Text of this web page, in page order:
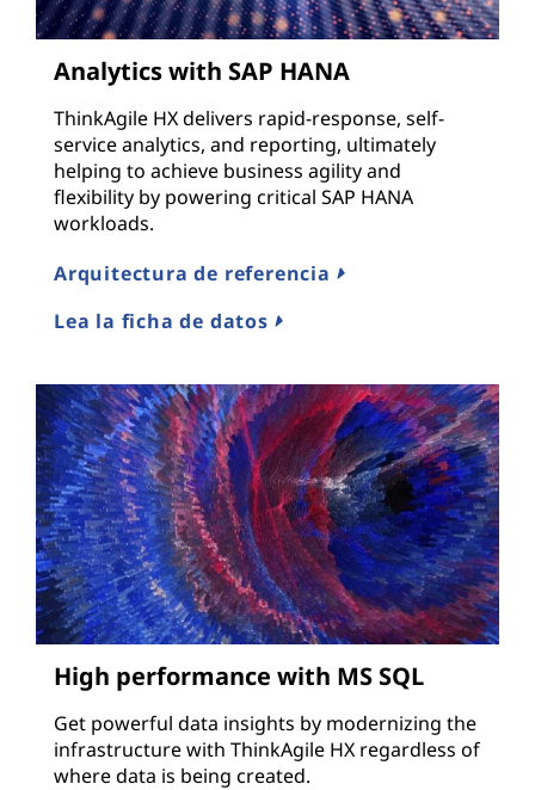
Analytics with SAP HANA
ThinkAgile HX delivers rapid-response, self-
service analytics, and reporting, ultimately
helping to achieve business agility and
flexibility by powering critical SAP HANA
workloads.
Arquitectura de referencia
Lea la ficha de datos
High performance with MS SQL
Get powerful data insights by modernizing the
infrastructure with ThinkAgile HX regardless of
where data is being created.